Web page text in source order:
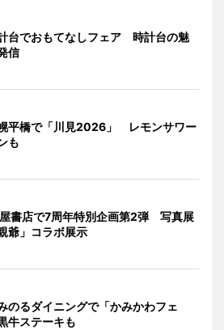
台でおもてなしフェア 時計台の魅
信
平橋で「川見2026」 レモンサワー
も
書店で7周年特別企画第2弾 写真展
爺」コラボ展示
のるダイニングで「かみかわフェ
牛ステーキも